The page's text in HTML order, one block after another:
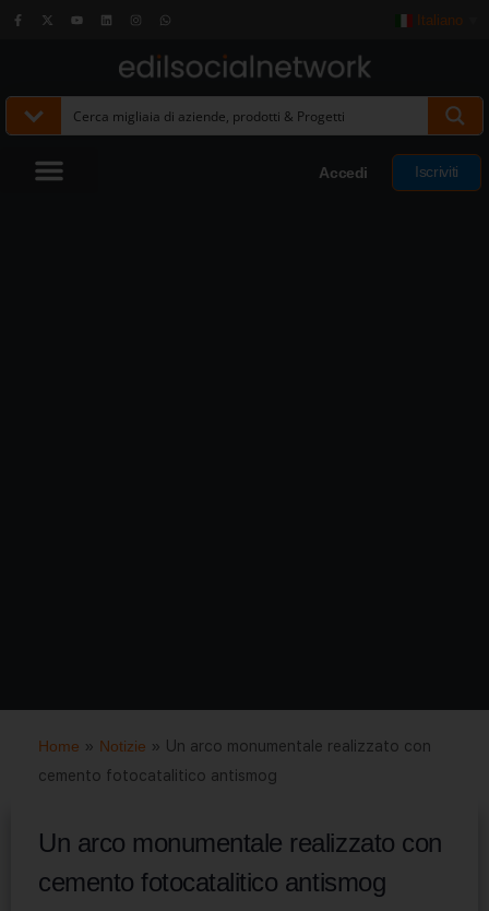
Italiano
Accedi Iscriviti
Home » Notizie » Un arco monumentale realizzato con
cemento fotocatalitico antismog
Un arco monumentale realizzato con
cemento fotocatalitico antismog